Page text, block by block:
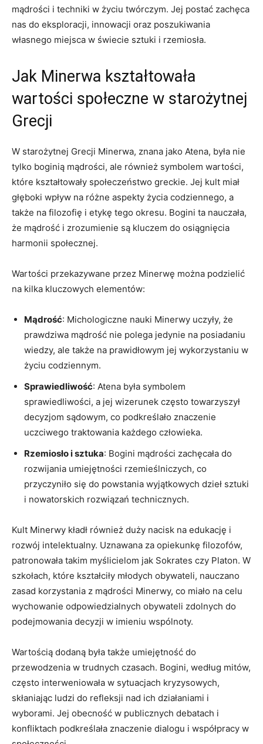
mądrości i techniki w życiu twórczym. Jej‌ postać zachęca
nas do eksploracji, innowacji oraz poszukiwania
własnego miejsca w świecie sztuki i rzemiosła.
Jak Minerwa ⁣kształtowała
wartości społeczne ⁤w starożytnej
Grecji
W starożytnej Grecji⁤ Minerwa, znana jako Atena, była nie
tylko boginią mądrości, ale również symbolem‍ wartości,
które kształtowały społeczeństwo greckie. Jej kult miał
głęboki wpływ na⁤ różne aspekty życia ⁢codziennego, a
także ⁢na filozofię i etykę‍ tego okresu. Bogini ta nauczała,
że mądrość i zrozumienie są‍ kluczem do osiągnięcia‍
harmonii społecznej.
Wartości przekazywane przez Minerwę można podzielić
na kilka ⁤kluczowych elementów:
Mądrość: Michologiczne nauki Minerwy uczyły, ⁣że
prawdziwa mądrość nie polega‍ jedynie na posiadaniu
wiedzy, ale‌ także na prawidłowym jej wykorzystaniu w
życiu codziennym.
Sprawiedliwość: Atena była symbolem
‍sprawiedliwości, a jej wizerunek często towarzyszył
decyzjom ⁣sądowym, co ⁤podkreślało znaczenie
uczciwego traktowania⁤ każdego człowieka.
Rzemiosło i sztuka: Bogini ⁣mądrości zachęcała do
⁢rozwijania umiejętności rzemieślniczych, co
przyczyniło ⁤się do powstania wyjątkowych dzieł sztuki
i‍ nowatorskich rozwiązań technicznych.
Kult Minerwy kładł również duży nacisk na edukację ‍i
rozwój intelektualny. ⁢Uznawana ⁣za opiekunkę filozofów,⁢
patronowała takim​ myślicielom jak Sokrates czy Platon. W
szkołach, ​które⁤ kształciły młodych obywateli, ⁤nauczano⁣
zasad korzystania z mądrości‍ Minerwy, ‌co miało na celu ​
wychowanie ⁣odpowiedzialnych obywateli zdolnych do
podejmowania decyzji w imieniu wspólnoty.
Wartością ​dodaną była także umiejętność do
przewodzenia w trudnych czasach. Bogini, według ​mitów,
często interweniowała‌ w ​sytuacjach kryzysowych,
skłaniając ludzi​ do refleksji nad ich działaniami i ​
wyborami. ‌Jej obecność w publicznych debatach i
konfliktach podkreślała ⁣znaczenie ​dialogu i współpracy​ w